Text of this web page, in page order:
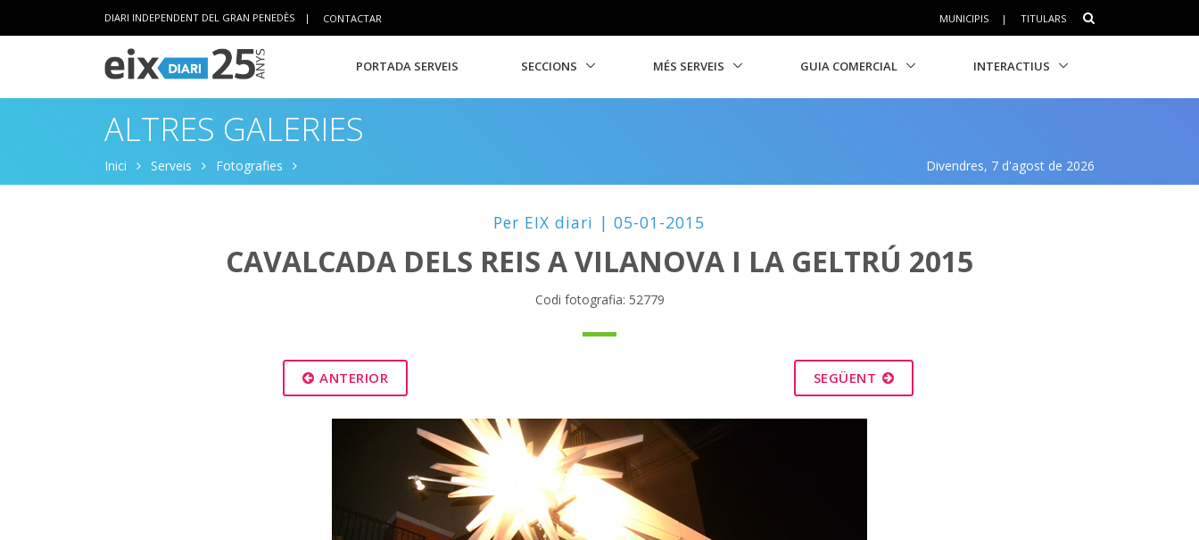
DIARI INDEPENDENT DEL GRAN PENEDÈS | CONTACTAR MUNICIPIS | TITULARS
PORTADA SERVEIS SECCIONS MÉS SERVEIS GUIA COMERCIAL INTERACTIUS
ALTRES GALERIES
Inici Serveis Fotografies Divendres, 7 d'agost de 2026
Per EIX diari | 05-01-2015
CAVALCADA DELS REIS A VILANOVA I LA GELTRÚ 2015
Codi fotografia: 52779
ANTERIOR SEGÜENT